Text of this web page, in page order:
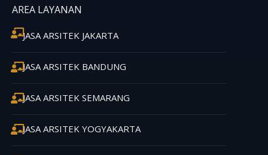
AREA LAYANAN
JASA ARSITEK JAKARTA
JASA ARSITEK BANDUNG
JASA ARSITEK SEMARANG
JASA ARSITEK YOGYAKARTA